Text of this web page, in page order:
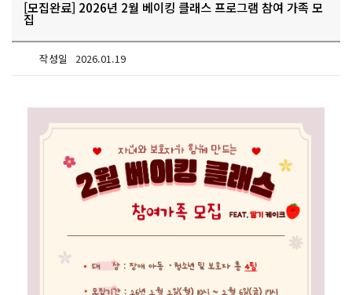
[모집완료] 2026년 2월 베이킹 클래스 프로그램 참여 가족 모
집
작성일 2026.01.19